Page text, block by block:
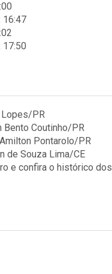
16:47
17:50
Lopes/PR
Bento Coutinho/PR
Pontarolo/PR
de Souza Lima/CE
e confira o histórico dos